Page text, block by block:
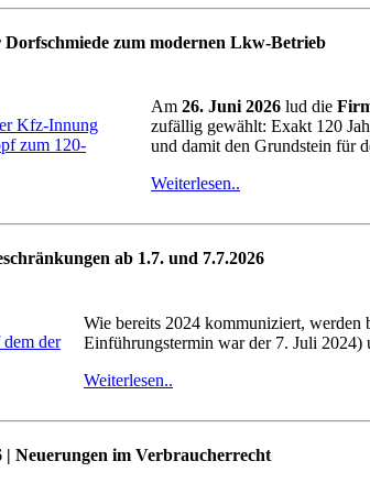
zum modernen Lkw-Betrieb
Am 26. Juni 2026 lud die
zufällig gewählt: Exakt 120
und damit den Grundstein für
Weiterlesen..
ab 1.7. und 7.7.2026
Wie bereits 2024 kommuniziert, werden
Einführungstermin war der 7. Juli 2024)
Weiterlesen..
| Neuerungen im Verbraucherrecht